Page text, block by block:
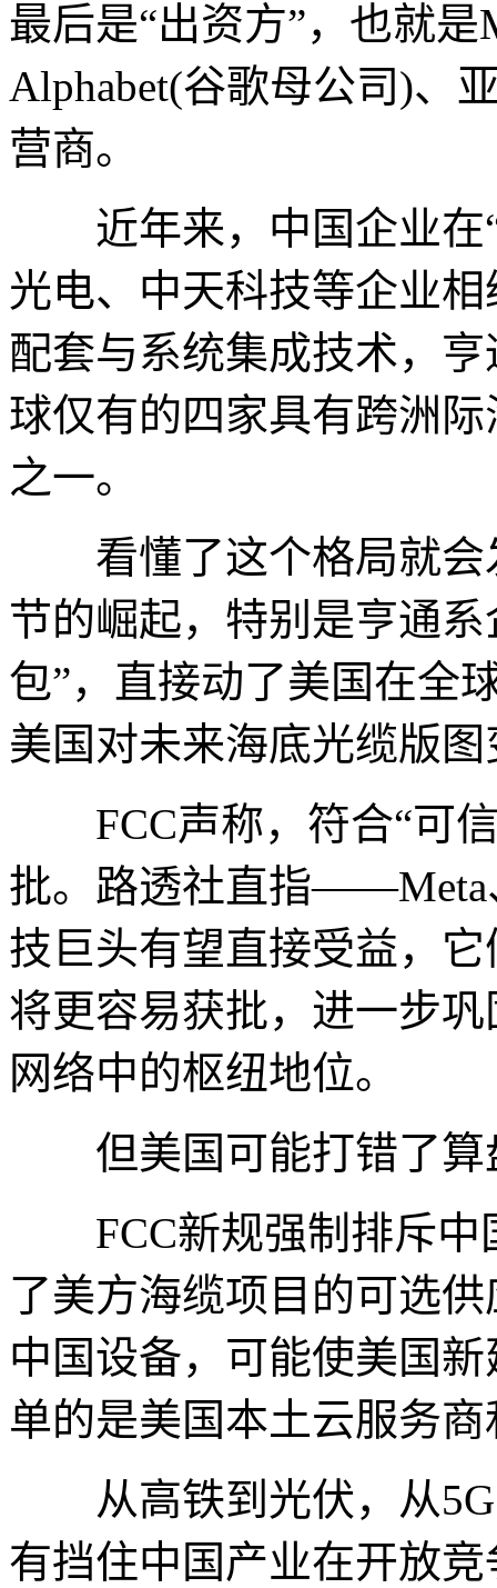
最后是“出资方”，也就是
Alphabet(谷歌母公司)、
营商。
近年来，中国企业在“
光电、中天科技等企业
配套与系统集成技术，
球仅有的四家具有跨洲
之一。
看懂了这个格局就会
节的崛起，特别是亨通
包”，直接动了美国在全
美国对未来海底光缆版
FCC声称，符合“可信
批。路透社直指——Meta
技巨头有望直接受益，
将更容易获批，进一步
网络中的枢纽地位。
但美国可能打错了算
FCC新规强制排斥中
了美方海缆项目的可选
中国设备，可能使美国
单的是美国本土云服务
从高铁到光伏，从5G
有挡住中国产业在开放